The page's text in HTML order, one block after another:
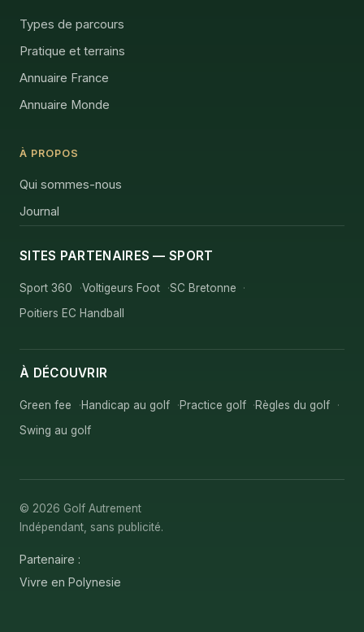
Types de parcours
Pratique et terrains
Annuaire France
Annuaire Monde
À PROPOS
Qui sommes-nous
Journal
SITES PARTENAIRES — SPORT
Sport 360 Voltigeurs Foot
SC Bretonne
Poitiers EC Handball
À DÉCOUVRIR
Green fee Handicap au golf Practice golf
Règles du golf
Swing au golf
© 2026 Golf Autrement
Indépendant, sans publicité.
Partenaire :
Vivre en Polynesie